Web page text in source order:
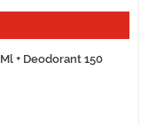
+ Deodorant 150